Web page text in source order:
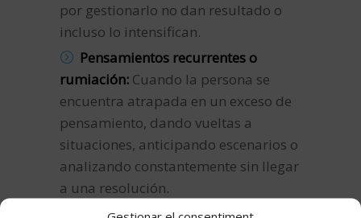
por gestionarlo no dan resultado o
incluso lo intensifican.
Pensamientos recurrentes o
rumiación: Cuando la persona se
encuentra atrapada en un exceso de
pensamiento, dando vueltas a
situaciones, anticipando escenarios o
analizando constantemente sin llegar
a una resolución.
Miedos y evitaciones:Cuando